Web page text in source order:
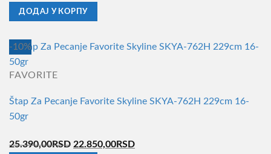
цена
је
13.170,00RSD.
ДОДАЈ У КОРПУ
-10%
FAVORITE
Štap Za Pecanje Favorite Skyline SKYA-762H 229cm 16-
50gr
25.390,00RSD Оригинална
22.850,00RSDТренутна